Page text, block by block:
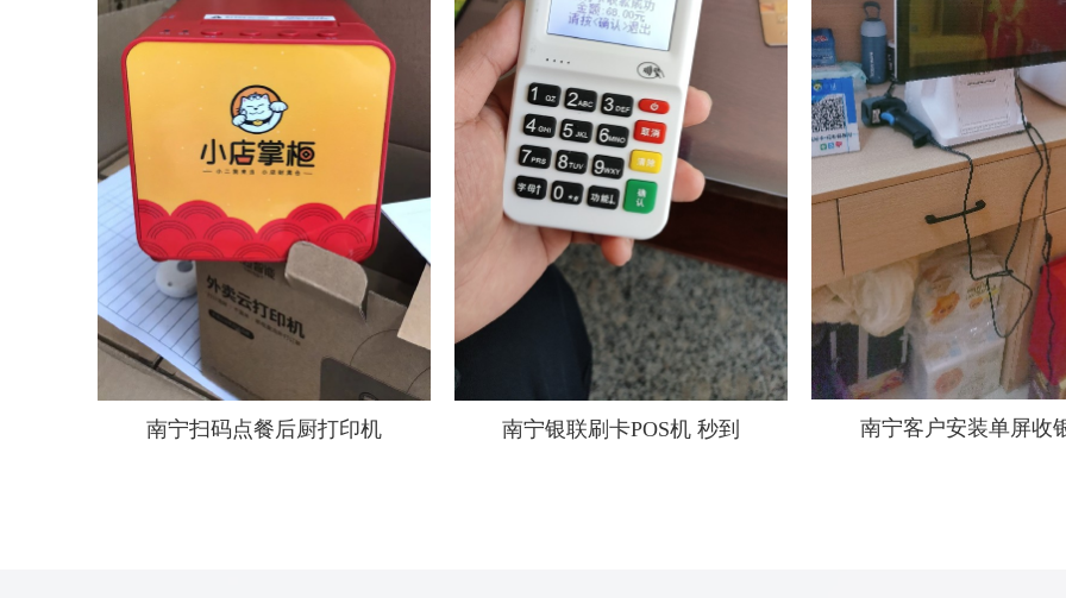
南宁扫码点餐后厨打印机 南宁银联刷卡POS机 秒到 南宁客户安装单屏收